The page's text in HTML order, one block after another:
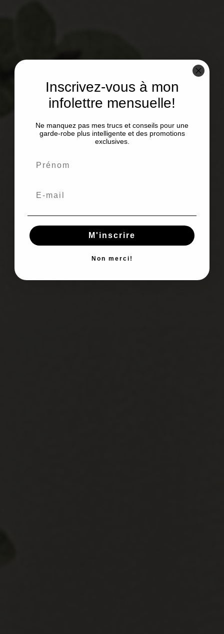
Inscrivez-vous à mon
infolettre mensuelle!
Ne manquez pas mes trucs et conseils pour une
garde-robe plus intelligente et des promotions
exclusives.
M'inscrire
Non merci!